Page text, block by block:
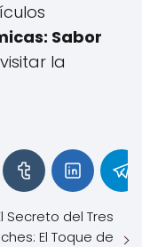
Sabor
la
Secreto del Tres
El Toque de